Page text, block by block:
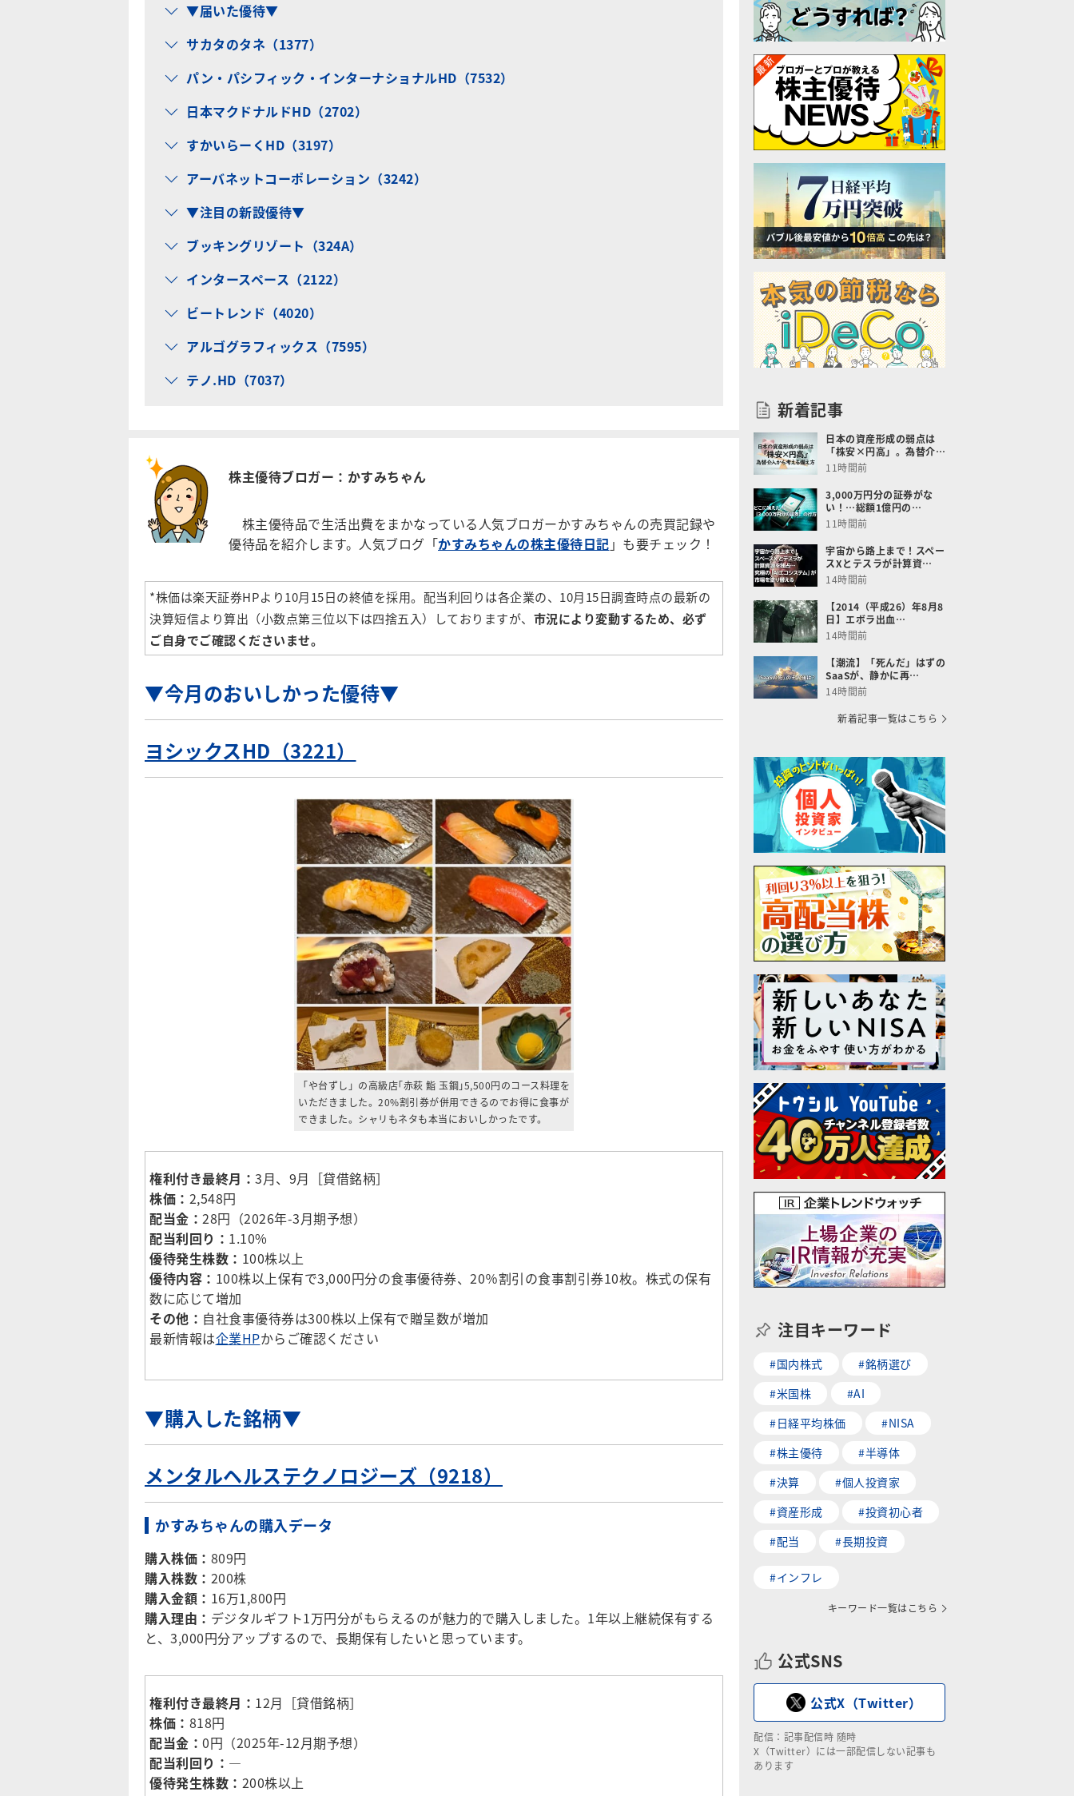
▼届いた優待▼
サカタのタネ（1377）
パン・パシフィック・インターナショナルHD（7532）
日本マクドナルドHD（2702）
すかいらーくHD（3197）
アーバネットコーポレーション（3242）
▼注目の新設優待▼
ブッキングリゾート（324A）
インタースペース（2122）
ビートレンド（4020）
アルゴグラフィックス（7595）
テノ.HD（7037）
株主優待ブロガー：かすみちゃん
株主優待品で生活出費をまかなっている人気ブロガーかすみちゃんの売買記録や
優待品を紹介します。人気ブログ「かすみちゃんの株主優待日記 」も要チェック！
*株価は楽天証券HPより10月15日の終値を採用。配当利回りは各企業の、10月15日調査時点の最新の
決算短信より算出（小数点第三位以下は四捨五入）しておりますが、 市況により変動するため、必ず
ご自身でご確認くださいませ。
▼今月のおいしかった優待▼
ヨシックスHD（3221）
「や台ずし」の高級店｢赤萩 鮨 玉鋼｣5,500円のコース料理を
いただきました。20%割引券が併用できるのでお得に食事が
できました。シャリもネタも本当においしかったです。
権利付き最終月： 3月、9月［貸借銘柄］
株価： 2,548円
配当金： 28円（2026年-3月期予想）
配当利回り： 1.10%
優待発生株数： 100株以上
優待内容： 100株以上保有で3,000円分の食事優待券、20％割引の食事割引券10枚。株式の保有
数に応じて増加
その他： 自社食事優待券は300株以上保有で贈呈数が増加
最新情報は企業HPからご確認ください
▼購入した銘柄▼
メンタルヘルステクノロジーズ（9218）
かすみちゃんの購入データ
購入株価： 809円
購入株数： 200株
購入金額： 16万1,800円
購入理由： デジタルギフト1万円分がもらえるのが魅力的で購入しました。1年以上継続保有する
と、3,000円分アップするので、長期保有したいと思っています。
権利付き最終月： 12月［貸借銘柄］
株価： 818円
配当金： 0円（2025年-12月期予想）
配当利回り： ―
優待発生株数： 200株以上
新着記事
日本の資産形成の弱点は
「株安×円高」。為替介…
11時間前
3,000万円分の証券がな
い！…総額1億円の…
11時間前
宇宙から路上まで！スペー
スXとテスラが計算資…
14時間前
【2014（平成26）年8月8
日】エボラ出血…
14時間前
【潮流】「死んだ」はずの
SaaSが、静かに再…
14時間前
新着記事一覧はこちら
注目キーワード
#国内株式
#銘柄選び
#米国株
#AI
#日経平均株価
#NISA
#株主優待
#半導体
#決算
#個人投資家
#資産形成
#投資初心者
#配当
#長期投資
#インフレ
キーワード一覧はこちら
公式SNS
公式X（Twitter）
配信：記事配信時 随時
X（Twitter）には一部配信しない記事も
あります